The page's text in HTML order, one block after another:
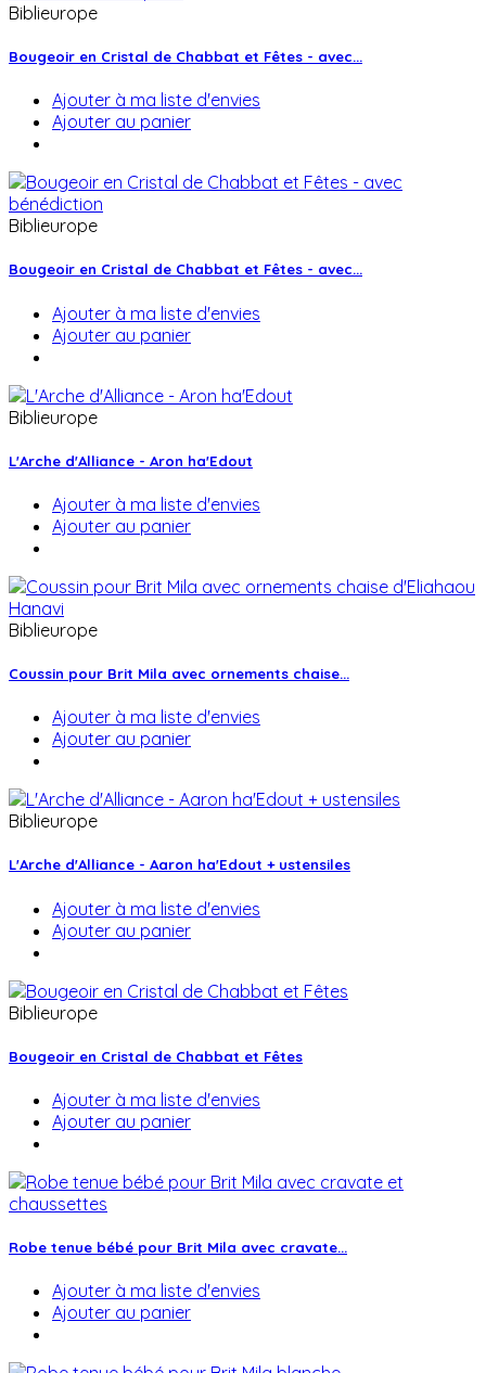
Biblieurope
Bougeoir en Cristal de Chabbat et Fêtes - avec...
Ajouter à ma liste d'envies
Ajouter au panier
Biblieurope
Bougeoir en Cristal de Chabbat et Fêtes - avec...
Ajouter à ma liste d'envies
Ajouter au panier
Biblieurope
L'Arche d'Alliance - Aron ha'Edout
Ajouter à ma liste d'envies
Ajouter au panier
Biblieurope
Coussin pour Brit Mila avec ornements chaise...
Ajouter à ma liste d'envies
Ajouter au panier
Biblieurope
L'Arche d'Alliance - Aaron ha'Edout + ustensiles
Ajouter à ma liste d'envies
Ajouter au panier
Biblieurope
Bougeoir en Cristal de Chabbat et Fêtes
Ajouter à ma liste d'envies
Ajouter au panier
Robe tenue bébé pour Brit Mila avec cravate...
Ajouter à ma liste d'envies
Ajouter au panier